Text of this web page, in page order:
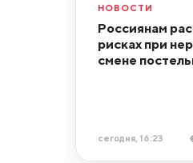
НОВОСТИ
Россиянам
рисках при
смене
сегодня, 16:23